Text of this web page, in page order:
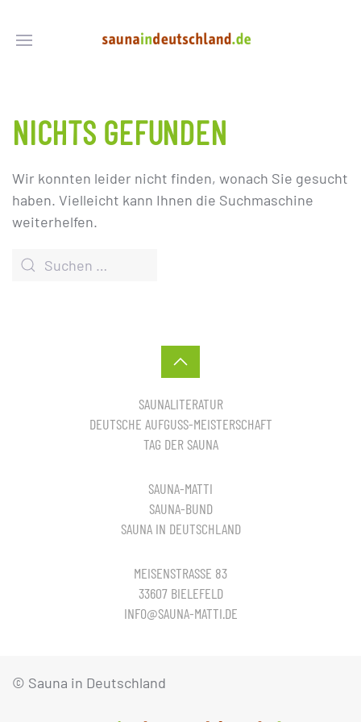
NICHTS GEFUNDEN
Wir konnten leider nicht finden, wonach Sie gesucht
haben. Vielleicht kann Ihnen die Suchmaschine
weiterhelfen.
SAUNALITERATUR
DEUTSCHE AUFGUSS-MEISTERSCHAFT
TAG DER SAUNA
SAUNA-MATTI
SAUNA-BUND
SAUNA IN DEUTSCHLAND
MEISENSTRASSE 83
33607 BIELEFELD
INFO@SAUNA-MATTI.DE
© Sauna in Deutschland